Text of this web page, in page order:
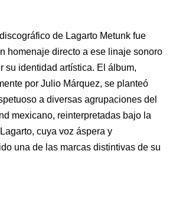
de Lagarto Metunk fue
homenaje directo a ese linaje sonoro
su identidad artística. El álbum,
por Julio Márquez, se planteó
a diversas agrupaciones del
mexicano, reinterpretadas bajo la
cuya voz áspera y
una de las marcas distintivas de su